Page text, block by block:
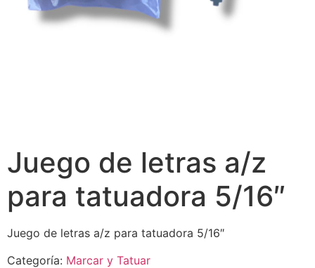
Juego de letras a/z
para tatuadora 5/16″
Juego de letras a/z para tatuadora 5/16″
Categoría: Marcar y Tatuar